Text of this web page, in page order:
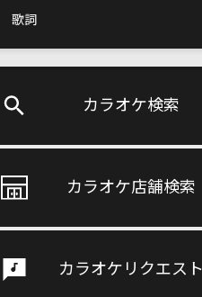
歌詞
カラオケ検索
カラオケ店舗検索
カラオケリクエスト